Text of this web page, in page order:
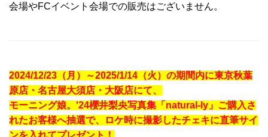
会場やFCイベント会場での販売はございません。
2024/12/23（月）～2025/1/14（火）の期間内に東京秋葉
原店・名古屋大須店・大阪店にて、
モーニング娘。'24櫻井梨央写真集「natural-ly」ご購入さ
れたお客様へ抽選で、ロケ時に撮影したチェキに直筆サイ
ンを入れてプレゼント！